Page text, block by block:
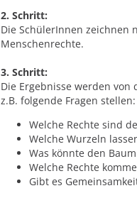
2. Schritt:
Die SchülerInnen zeichnen
Menschenrechte.
3. Schritt:
Die Ergebnisse werden
z.B. folgende Fragen stellen:
Welche Rechte sind
Welche Wurzeln
Was könnte den
Welche Rechte
Gibt es